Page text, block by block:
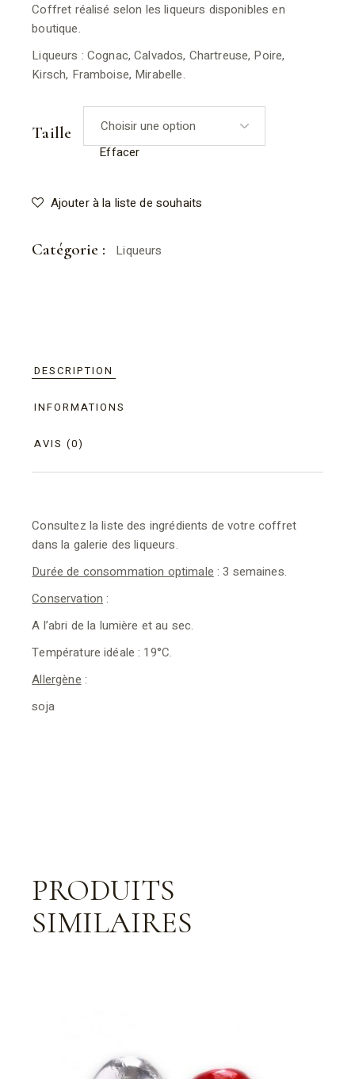
Coffret réalisé selon les liqueurs disponibles en
boutique.
Liqueurs : Cognac, Calvados, Chartreuse, Poire,
Kirsch, Framboise, Mirabelle.
Taille
Effacer
Ajouter à la liste de souhaits
Catégorie : Liqueurs
DESCRIPTION
INFORMATIONS
AVIS (0)
Consultez la liste des ingrédients de votre coffret
dans la galerie des liqueurs.
Durée de consommation optimale : 3 semaines.
Conservation :
A l’abri de la lumière et au sec.
Température idéale : 19°C.
Allergène :
soja
PRODUITS
SIMILAIRES